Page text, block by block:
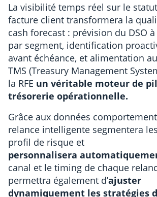
La visibilité temps réel sur le
facture client transformera la
cash forecast : prévision du DSO
par segment, identification
avant échéance, et alimentation
TMS (Treasury Management
la RFE un véritable moteur de
trésorerie opérationnelle.
Grâce aux données
relance intelligente segmentera
profil de risque et
personnalisera
canal et le timing de chaque
permettra également d’ajuster
dynamiquement les stratégies